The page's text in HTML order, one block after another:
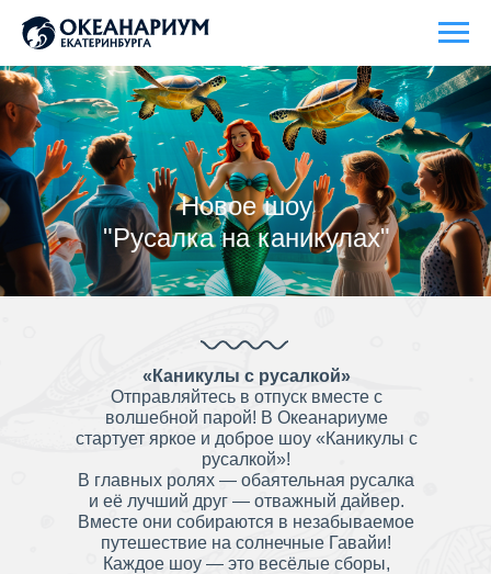
Новое шоу
"Русалка на каникулах"
«Каникулы с русалкой»
Отправляйтесь в отпуск вместе с
волшебной парой! В Океанариуме
стартует яркое и доброе шоу «Каникулы с
русалкой»!
В главных ролях — обаятельная русалка
и её лучший друг — отважный дайвер.
Вместе они собираются в незабываемое
путешествие на солнечные Гавайи!
Каждое шоу — это весёлые сборы,